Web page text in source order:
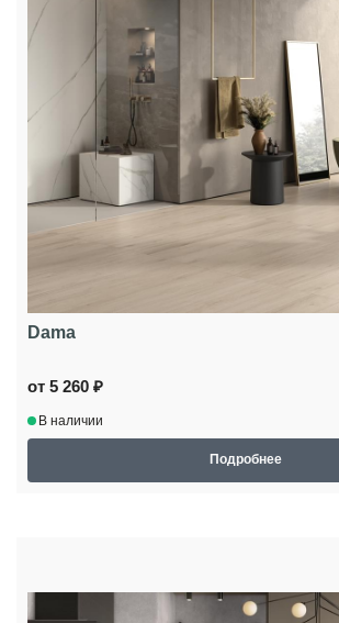
Dama
от 5 260 ₽
В наличии
Подробнее